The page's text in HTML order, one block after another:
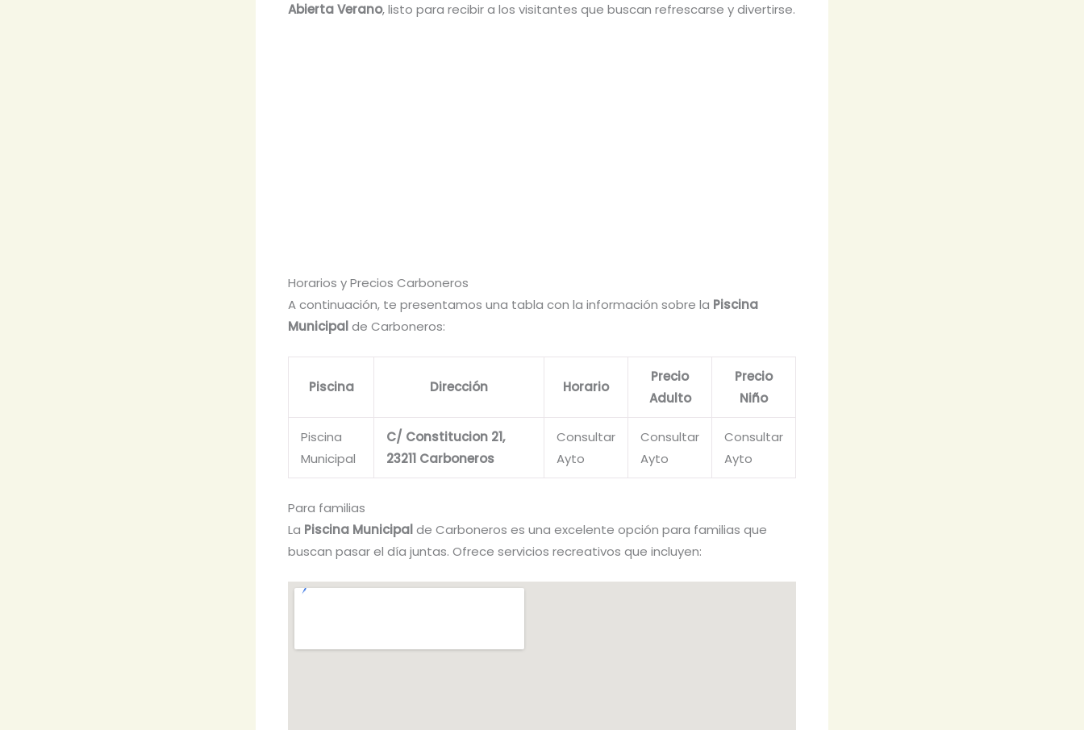
Abierta Verano, listo para recibir a los visitantes que buscan refrescarse y divertirse.
Horarios y Precios Carboneros
A continuación, te presentamos una tabla con la información sobre la Piscina
Municipal de Carboneros:
Piscina Dirección Horario
Precio
Adulto
Precio
Niño
Piscina
Municipal
C/ Constitucion 21,
23211 Carboneros
Consultar
Ayto
Consultar
Ayto
Consultar
Ayto
Para familias
La Piscina Municipalde Carboneros es una excelente opción para familias que
buscan pasar el día juntas. Ofrece servicios recreativos que incluyen: